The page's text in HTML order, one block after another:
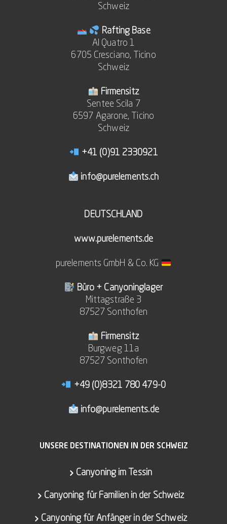
Schweiz
Rafting Base
Al Quatro 1
6705 Cresciano, Ticino
Schweiz
Firmensitz
Sentee Scila 7
6597 Agarone, Ticino
Schweiz
+41 (0)91 2330921
info@purelements.ch
DEUTSCHLAND
www.purelements.de
purelements GmbH & Co. KG
Büro + Canyoninglager
Mittagstraße 3
87527 Sonthofen
Firmensitz
Burgweg 11a
87527 Sonthofen
+49 (0)8321 780 479-0
info@purelements.de
UNSERE DESTINATIONEN IN DER SCHWEIZ
Canyoning im Tessin
Canyoning für Familien in der Schweiz
Canyoning für Anfänger in der Schweiz